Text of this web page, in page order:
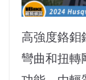
高強度鉻鉬
彎曲和扭轉